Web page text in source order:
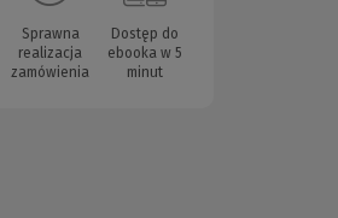
Sprawna
realizacja
zamówienia
Dostęp do
ebooka w 5
minut